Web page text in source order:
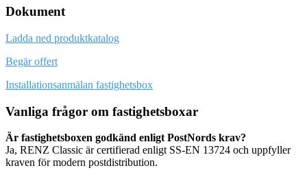
Dokument
Ladda ned produktkatalog
Begär offert
Installationsanmälan fastighetsbox
Vanliga frågor om fastighetsboxar
Är fastighetsboxen godkänd enligt PostNords krav?
Ja, RENZ Classic är certifierad enligt SS-EN 13724 och uppfyller
kraven för modern postdistribution.